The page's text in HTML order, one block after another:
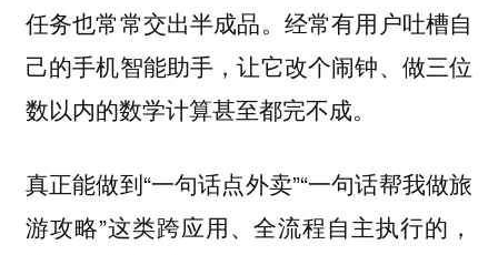
任务也常常交出半成品。经常有用户吐槽自
己的手机智能助手，让它改个闹钟、做三位
数以内的数学计算甚至都完不成。
真正能做到“一句话点外卖”“一句话帮我做旅
游攻略”这类跨应用、全流程自主执行的，